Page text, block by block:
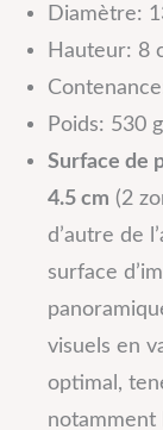
Diamètre:
Hauteur: 8
Poids: 530 g
Surface de
4.5 cm (2
d’autre de
surface
visuels en
optimal,
notamment